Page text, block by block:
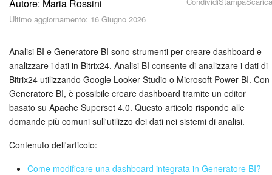
Piani e pagamento
Come iniziare?
CoPilot: IA in Bitrix24
Feed
Autore: Maria Rossini
Ultimo aggiornamento: 16 Giugno 2026
Analisi BI e Generatore BI sono strumenti per creare dashboard e
analizzare i dati in Bitrix24. Analisi BI consente di analizzare i dati di
Bitrix24 utilizzando Google Looker Studio o Microsoft Power BI. Con
Generatore BI, è possibile creare dashboard tramite un editor
basato su Apache Superset 4.0. Questo articolo risponde alle
domande più comuni sull'utilizzo dei dati nei sistemi di analisi.
Contenuto dell'articolo:
Come modificare una dashboard integrata in Generatore BI?